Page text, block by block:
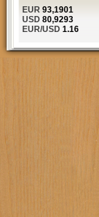
EUR 93,1901
USD 80,9293
EUR/USD 1.16